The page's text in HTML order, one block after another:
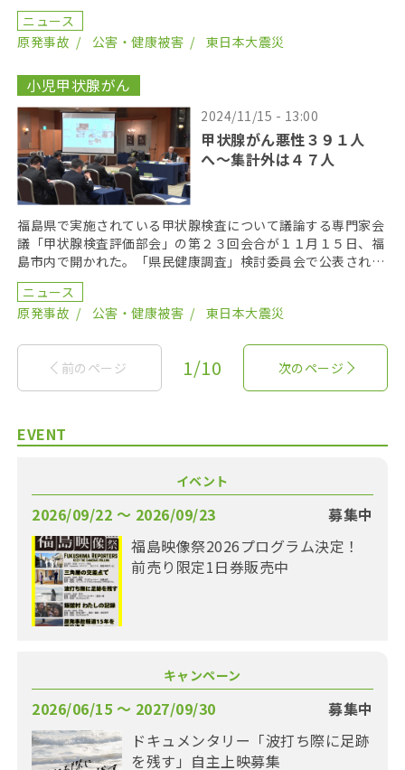
会委員の任期末となる今年７月までに、疫学的な解析と報 […]
ニュース
原発事故
公害・健康被害 東日本大震災
小児甲状腺がん
2024/11/15 - 13:00
甲状腺がん悪性３９１人
へ〜集計外は４７人
福島県で実施されている甲状腺検査について議論する専門家会
議「甲状腺検査評価部会」の第２３回会合が１１月１５日、福
島市内で開かれた。「県民健康調査」検討委員会で公表されて
いない「集計外」の患者が、新たに４例公表された、甲状 […]
ニュース
原発事故
公害・健康被害 東日本大震災
前のページ 1/10 次のページ
EVENT
イベント
2026/09/22 〜 2026/09/23
募集中
福島映像祭2026プログラム決定！
前売り限定1日券販売中
キャンペーン
2026/06/15 〜 2027/09/30
募集中
ドキュメンタリー「波打ち際に足跡
を残す」自主上映募集